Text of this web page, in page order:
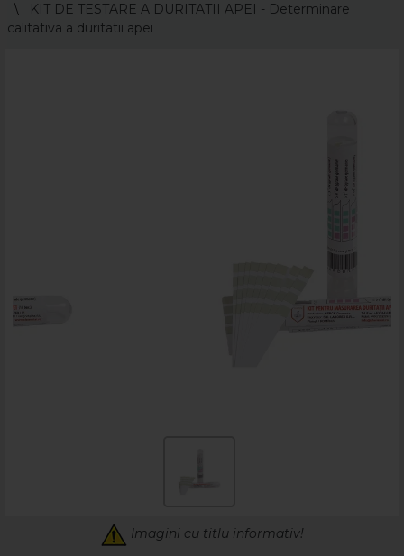
KIT DE TESTARE A DURITATII APEI - Determinare
calitativa a duritatii apei
Imagini cu titlu informativ!